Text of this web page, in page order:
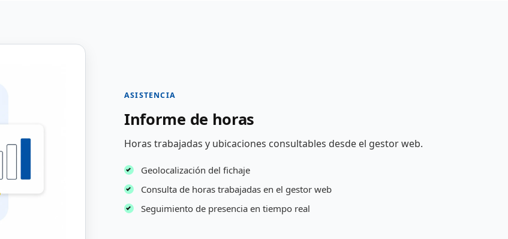
ASISTENCIA
Informe de horas
Horas trabajadas y ubicaciones consultables desde el gestor web.
Geolocalización del fichaje
Consulta de horas trabajadas en el gestor web
Seguimiento de presencia en tiempo real